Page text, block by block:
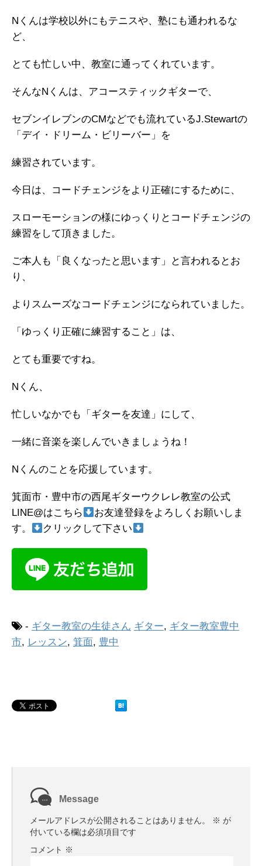
Nくんは学校以外にもテニスや、塾にも通われるな
ど、
とても忙しい中、教室に通ってくれています。
そんなNくんは、アコースティックギターで、
セブンイレブンのCMなどでも流れているJ.Stewartの
「デイ・ドリーム・ビリーバー」を
練習されています。
今日は、コードチェンジをより正確にするために、
スローモーションの様にゆっくりとコードチェンジの
練習をして頂きました。
ご本人も「良くなったと思います」と言われるとお
り、
よりスムーズなコードチェンジになられていました。
「ゆっくり正確に練習すること」は、
とても重要ですね。
Nくん、
忙しいなかでも「ギターを友達」にして、
一緒に音楽を楽しんでいきましょうね！
Nくんのことを応援しています。
箕面市・豊中市の西尾ギターウクレレ教室の公式
LINE@はこちら
お友達登録をよろしくお願いしま
す。
クリックして下さい
- ギター教室の生徒さん ギター, ギター教室豊中
市, レッスン, 箕面, 豊中
Message
メールアドレスが公開されることはありません。 ※ が
付いている欄は必須項目です
コメント ※